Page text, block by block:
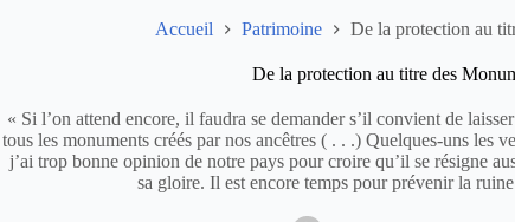
Accueil Patrimoine De la protection au
De la protection au titre des
« Si l’on attend encore, il faudra se demander s’il convient de
tous les monuments créés par nos ancêtres ( . . .) Quelques-uns
j’ai trop bonne opinion de notre pays pour croire qu’il se résigne
sa gloire. Il est encore temps pour prévenir la